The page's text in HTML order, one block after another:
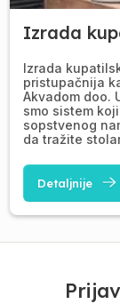
Izrada
Izrada
pristupačnija
Akvadom doo.
smo sistem
sopstvenog
da tražite
Detaljnije